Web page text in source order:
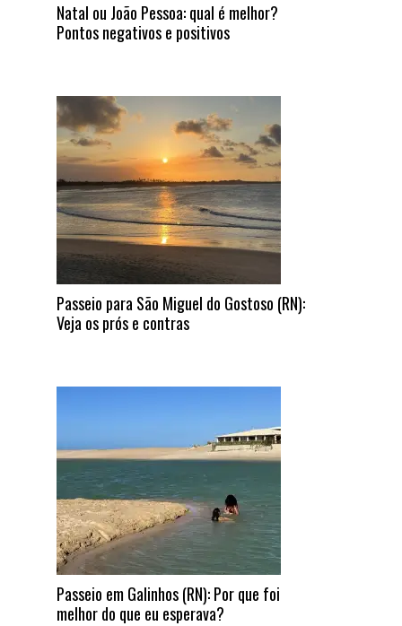
Natal ou João Pessoa: qual é melhor?
Pontos negativos e positivos
Passeio para São Miguel do Gostoso (RN):
Veja os prós e contras
Passeio em Galinhos (RN): Por que foi
melhor do que eu esperava?